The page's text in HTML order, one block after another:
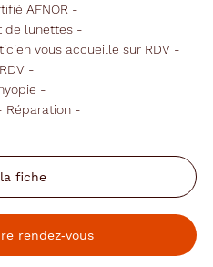
AFNOR
de lunettes
vous accueille sur RDV
Réparation
fiche
rendez‑vous